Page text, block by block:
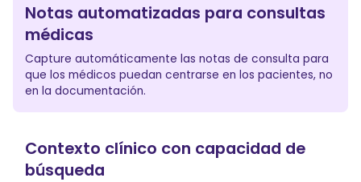
Notas automatizadas para consultas
médicas
Capture automáticamente las notas de consulta para
que los médicos puedan centrarse en los pacientes, no
en la documentación.
Contexto clínico con capacidad de
búsqueda